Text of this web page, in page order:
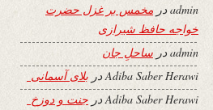
adminدر مخمس بر غزل حضرت
خواجه حافظ شیرازی
adminدر ساحلِ جان
Adiba Saber Herawiدر بلای آسمانی
Adiba Saber Herawiدر جنت و دوزخ